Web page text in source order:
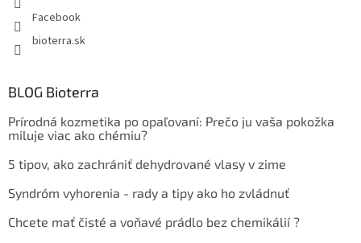
Facebook
bioterra.sk
BLOG Bioterra
Prírodná kozmetika po opaľovaní: Prečo ju vaša pokožka
miluje viac ako chémiu?
5 tipov, ako zachrániť dehydrované vlasy v zime
Syndróm vyhorenia - rady a tipy ako ho zvládnuť
Chcete mať čisté a voňavé prádlo bez chemikálií ?